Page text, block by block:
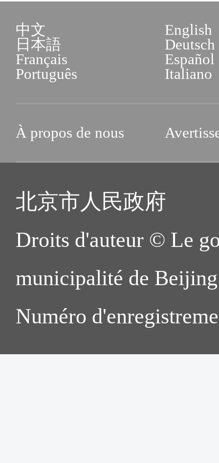
中文
English
日本語
Deutsch
Français
Español
Português
Italiano
À propos de nous
北京市人民政府
Droits d'auteur © Le
municipalité de
Numéro